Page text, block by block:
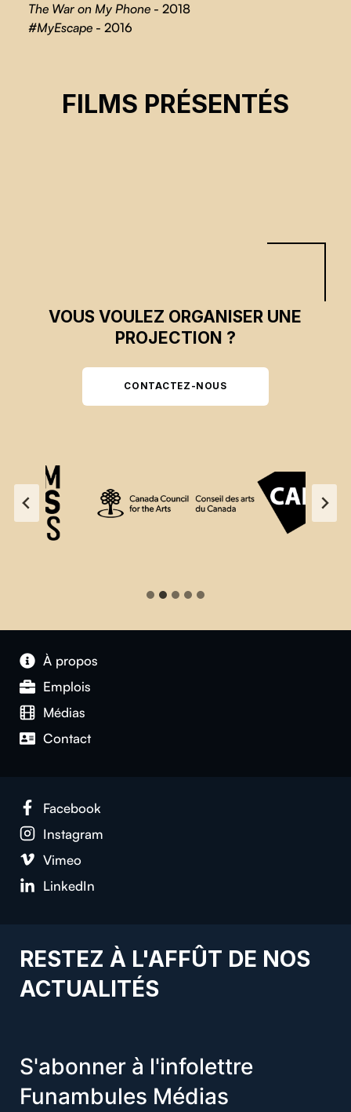
The War on My Phone - 2018
#MyEscape - 2016
FILMS PRÉSENTÉS
THE PICKERS
Elke Sasse
VOUS VOULEZ ORGANISER UNE
PROJECTION ?
CONTACTEZ-NOUS
À propos
Emplois
Médias
Contact
Facebook
Instagram
Vimeo
LinkedIn
RESTEZ À L'AFFÛT DE NOS
ACTUALITÉS
S'abonner à l'infolettre
Funambules Médias